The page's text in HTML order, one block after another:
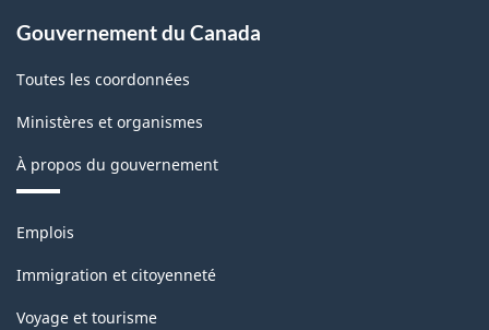
Gouvernement du Canada
Toutes les coordonnées
Ministères et organismes
À propos du gouvernement
Thèmes
sujets
Emplois
Immigration et citoyenneté
Voyage et tourisme